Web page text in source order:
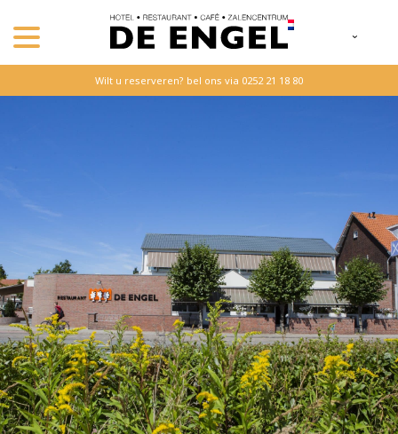
Wilt u reserveren? bel ons via 0252 21 18 80